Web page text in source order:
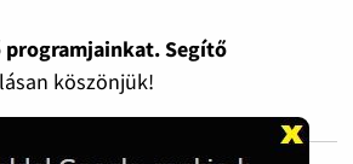
programjainkat. Segítő
köszönjük!